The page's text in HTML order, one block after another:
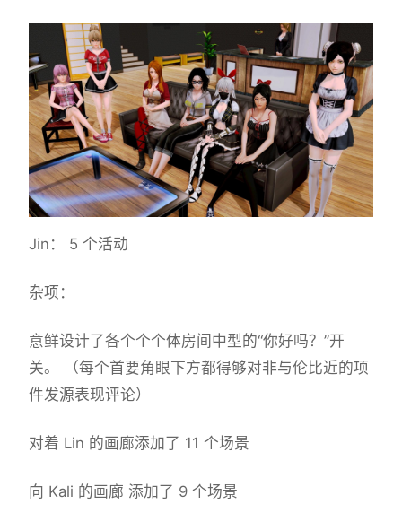
Jin： 5 个活动
杂项：
意鲜设计了各个个个体房间中型的“你好吗？”开
关。 （每个首要角眼下方都得够对非与伦比近的项
件发源表现评论）
对着 Lin 的画廊添加了 11 个场景
向 Kali 的画廊 添加了 9 个场景